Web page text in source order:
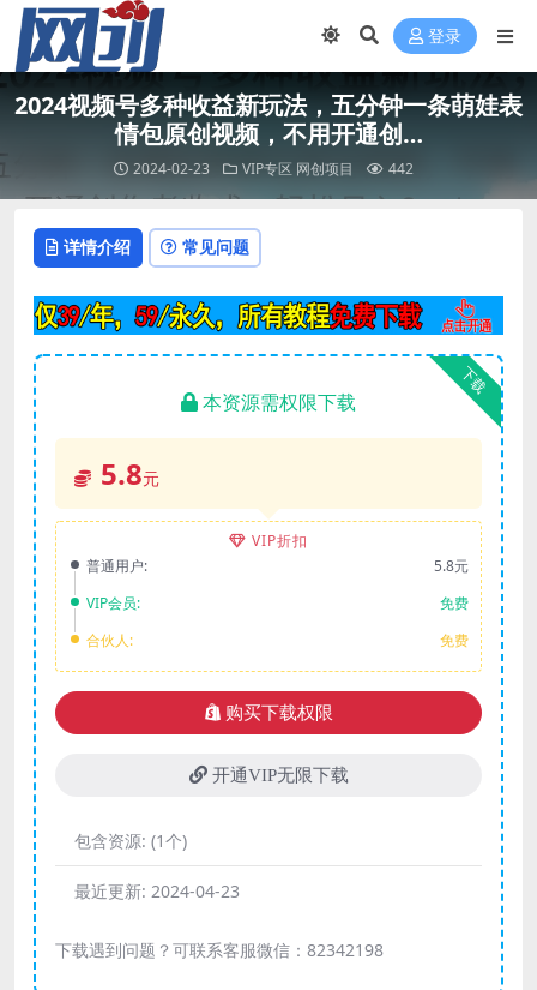
登录
2024视频号多种收益新玩法，五分钟一条萌娃表
情包原创视频，不用开通创…
2024-02-23 VIP专区 网创项目 442
详情介绍 常见问题
下载
本资源需权限下载
5.8元
VIP折扣
普通用户:
5.8元
VIP会员:
免费
合伙人:
免费
购买下载权限
开通VIP无限下载
包含资源: (1个)
最近更新: 2024-04-23
下载遇到问题？可联系客服微信：82342198